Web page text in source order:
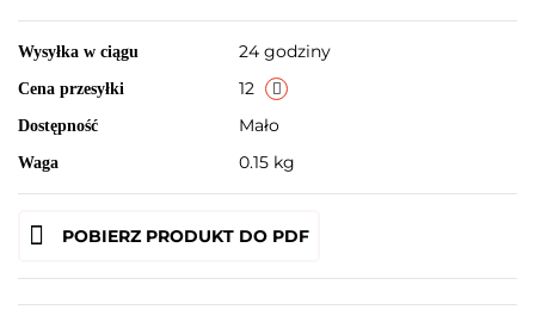
Wysyłka w ciągu 24 godziny
Cena przesyłki 12
Dostępność Mało
Waga 0.15 kg
POBIERZ PRODUKT DO PDF